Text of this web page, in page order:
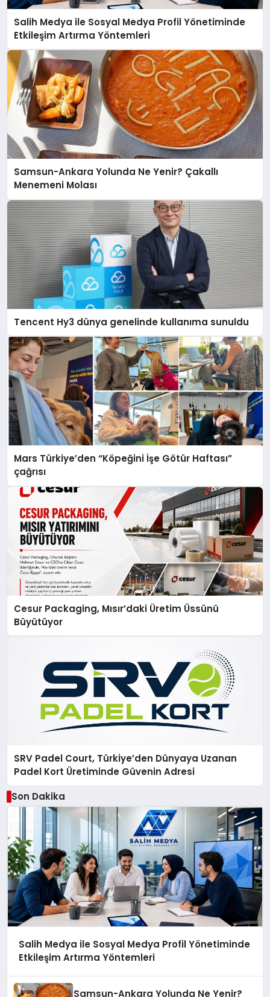
Salih Medya ile Sosyal Medya Profil Yönetiminde
Etkileşim Artırma Yöntemleri
Samsun-Ankara Yolunda Ne Yenir? Çakallı
Menemeni Molası
Tencent Hy3 dünya genelinde kullanıma sunuldu
Mars Türkiye’den “Köpeğini İşe Götür Haftası”
çağrısı
Cesur Packaging, Mısır’daki Üretim Üssünü
Büyütüyor
SRV Padel Court, Türkiye’den Dünyaya Uzanan
Padel Kort Üretiminde Güvenin Adresi
Son Dakika
Salih Medya ile Sosyal Medya Profil Yönetiminde
Etkileşim Artırma Yöntemleri
Samsun-Ankara Yolunda Ne Yenir?